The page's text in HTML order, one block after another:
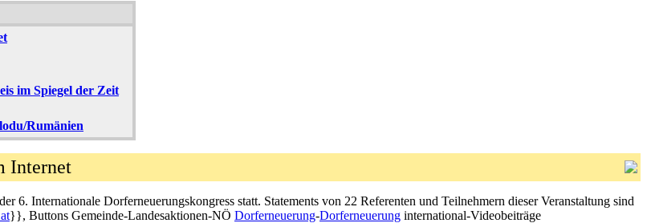
im Spiegel der Zeit
Rumänien
Internet
6. Internationale Dorferneuerungskongress statt. Statements von 22 Referenten und Teilnehmern dieser Veranstaltung sind
}}, Buttons Gemeinde-Landesaktionen-NÖ Dorferneuerung-Dorferneuerung international-Videobeiträge